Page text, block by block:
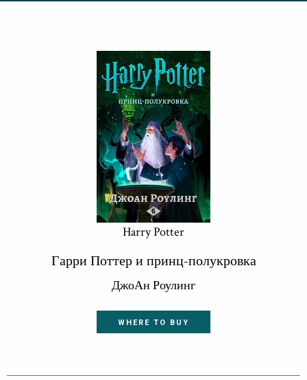
Harry Potter
Гарри Поттер и принц-полукровка
ДжоАн Роулинг
WHERE TO BUY